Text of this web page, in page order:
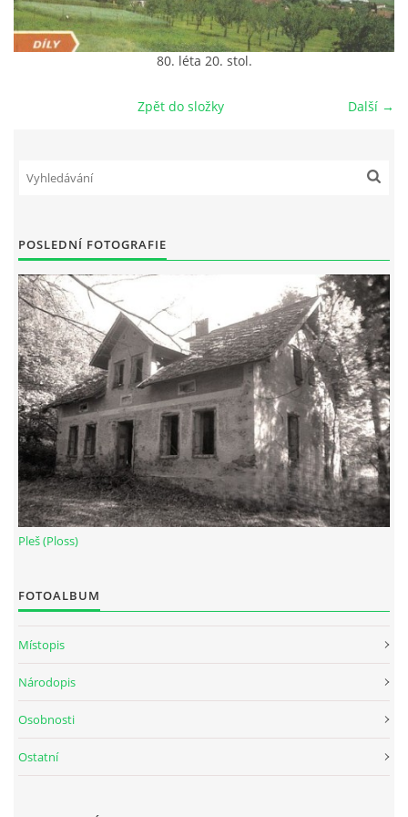
DŮL NA SLÍDU (NA KOLE)
Tento projekt je realizován za finanční podpory
města Domažlice.
© 2026 eStránky.cz Aktualizováno: 17. 7. 2026|Nahoru ↑
80. léta 20. stol.
Další →
Zpět do složky
POSLEDNÍ FOTOGRAFIE
Pleš (Ploss)
FOTOALBUM
Místopis
Národopis
Osobnosti
Ostatní